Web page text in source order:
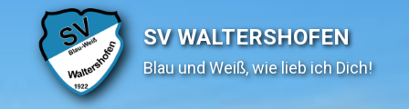
SV WALTERSHOFEN
Blau und Weiß, wie lieb ich Dich!